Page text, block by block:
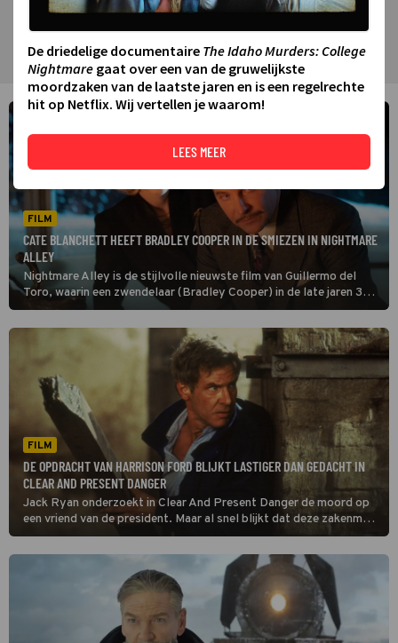
FILM
CATE BLANCHETT HEEFT BRADLEY COOPER IN DE SMIEZEN IN NIGHTMARE
ALLEY
Nightmare Alley is de stijlvolle nieuwste film van Guillermo del
Toro, waarin een zwendelaar (Bradley Cooper) in de late jaren 30
de New Yorkse elite probeert op te lichten en een mysterieuze
psychiater (Cate Blanchett) hem in de smiezen heeft.
FILM
DE OPDRACHT VAN HARRISON FORD BLIJKT LASTIGER DAN GEDACHT IN
CLEAR AND PRESENT DANGER
Jack Ryan onderzoekt in Clear And Present Danger de moord op
een vriend van de president. Maar al snel blijkt dat deze zakenman
connecties onderhield met Colombiaanse drugskartels.
De driedelige documentaire The Idaho Murders: College
Nightmare gaat over een van de gruwelijkste
moordzaken van de laatste jaren en is een regelrechte
hit op Netflix. Wij vertellen je waarom!
LEES MEER